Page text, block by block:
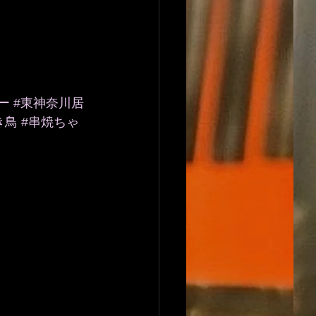
#東神奈川居
鳥 #串焼ちゃ